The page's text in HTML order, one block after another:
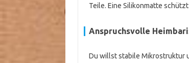
Teile. Eine Silikonmatte
Anspruchsvolle
Du willst stabile Mikrostruktur